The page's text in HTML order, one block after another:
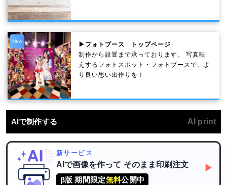
New
▶フォトブース トップページ
制作から設置まで承っております。 写真映
えするフォトスポット・フォトブースで、よ
り良い思い出作りを！
AIで制作する AI print
新サービス
AIで画像を作って そのまま印刷注文
β版 期間限定無料公開中
▶